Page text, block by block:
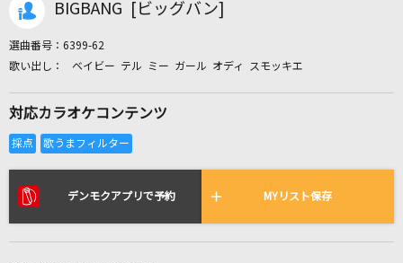
カラオケ店舗検索
リアルタイムで歌われている曲の一覧
BIGBANG [ビッグバン]
選曲番号： 6399-62
ベイビー テル ミー ガール オディ スモッキエ
対応カラオケコンテンツ
デンモクアプリで予約 MYリスト保存